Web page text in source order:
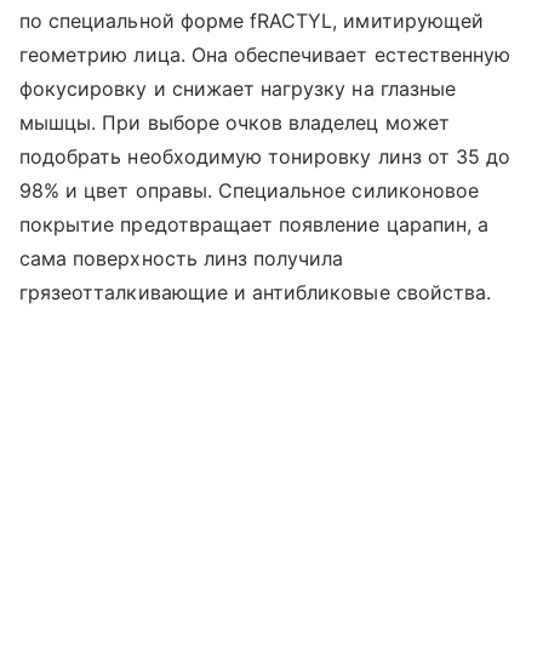
по специальной форме fRACTYL, имитирующей
геометрию лица. Она обеспечивает естественную
фокусировку и снижает нагрузку на глазные
мышцы. При выборе очков владелец может
подобрать необходимую тонировку линз от 35 до
98% и цвет оправы. Специальное силиконовое
покрытие предотвращает появление царапин, а
сама поверхность линз получила
грязеотталкивающие и антибликовые свойства.